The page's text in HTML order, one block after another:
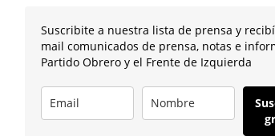
Suscribite a nuestra lista de prensa y
mail comunicados de prensa, notas e
Partido Obrero y el Frente de Izquierda